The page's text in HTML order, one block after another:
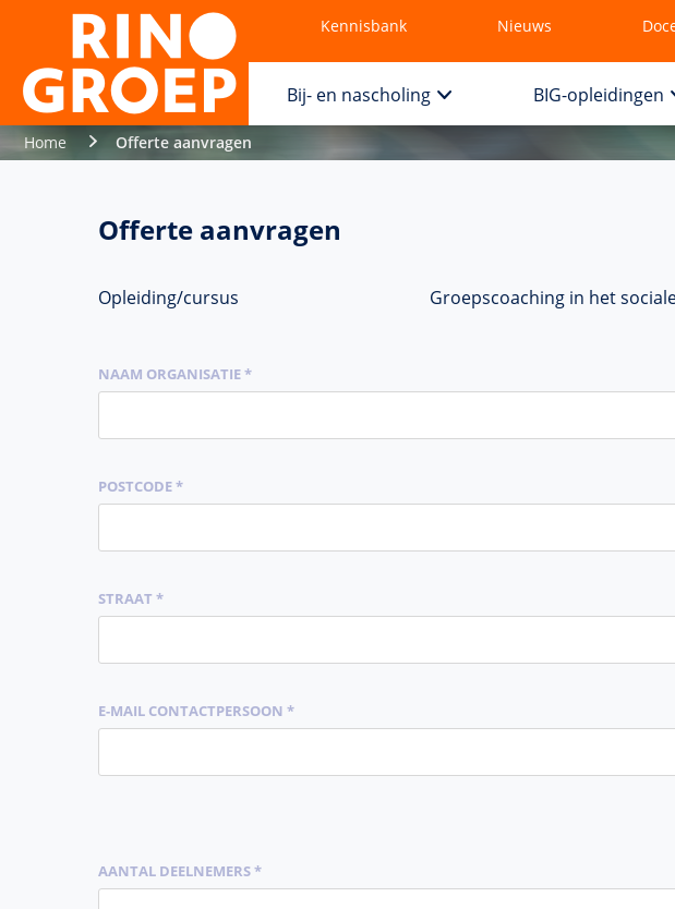
Kennisbank Nieuws
Bij- en nascholing BIG-opleidingen
Home Offerte aanvragen
Offerte aanvragen
Opleiding/cursus Groepscoaching in het
NAAM ORGANISATIE *
POSTCODE *
STRAAT *
E-MAIL CONTACTPERSOON *
AANTAL DEELNEMERS *